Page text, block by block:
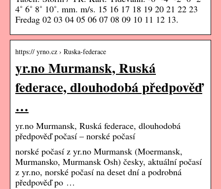
4˚ 6˚ 8˚ 10˚. mm. m/s. 15 16 17 18 19 20 21 22 23
Fredag 02 03 04 05 06 07 08 09 10 11 12 13.
https:// yrno.cz › Ruska-federace
yr.no Murmansk, Ruská
federace, dlouhodobá předpověď
…
yr.no Murmansk, Ruská federace, dlouhodobá
předpověď počasí – norské počasí
norské počasí z yr.no Murmansk (Moermansk,
Murmansko, Murmansk Osh) česky, aktuální počasí
z yr.no, norské počasí na deset dní a podrobná
předpověď po …